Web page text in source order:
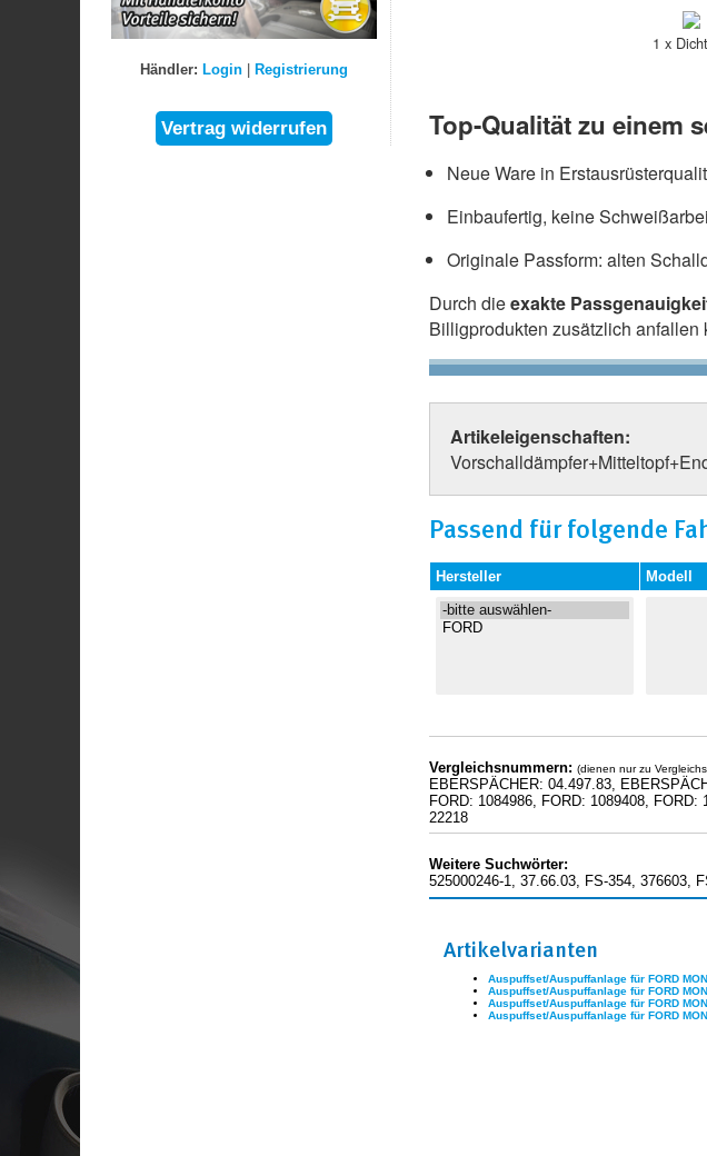
1 x
Top-Qualität zu einem
Neue Ware in
Einbaufertig, keine
Originale Passform: alten
Durch dieexakte
Billigprodukten zusätzlich
Artikeleigenschaften:
Passend für folgende
Hersteller Modell
Vergleichsnummern: (dienen nur zu
EBERSPÄCHER: 04.497.83,
FORD: 1084986, FORD: 1089408,
22218
Weitere Suchwörter:
525000246-1, 37.66.03, FS-354, 376603,
Artikelvarianten
Auspuffset/Auspuffanlage für FORD
Auspuffset/Auspuffanlage für FORD
Auspuffset/Auspuffanlage für FORD
Auspuffset/Auspuffanlage für FORD
Händler: Login| Registrierung